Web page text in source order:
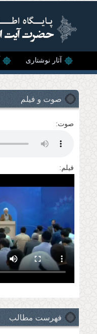
آثار نوشتاری
صوت و فیلم
صوت:
فیلم:
فهرست مطالب